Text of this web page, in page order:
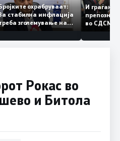
Бројките охрабруваат:
За стабилна инфлација
треба зголемување на
домашното
И
во
добар
треба
Рокас во
и Битола